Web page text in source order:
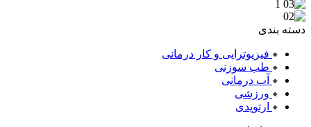
دسته بندی
فیزیوتراپی و کار درمانی
طب سوزنی
آب درمانی
ورزشی
ارتوپدی